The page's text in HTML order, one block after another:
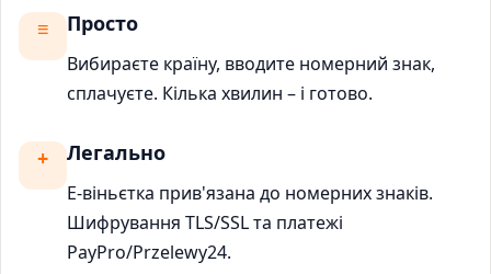
Просто
Вибираєте країну, вводите номерний знак,
сплачуєте. Кілька хвилин – і готово.
Легально
Е-віньєтка прив'язана до номерних знаків.
Шифрування TLS/SSL та платежі
PayPro/Przelewy24.